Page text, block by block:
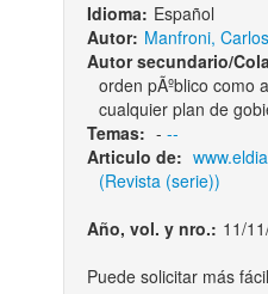
Idioma: Español
Autor: Manfroni,
Autor secundario/
orden pÃºblico como
cualquier plan de
Temas: - --
Articulo de:
(Revista (serie))
Año, vol. y nro.: 11/
Puede solicitar más